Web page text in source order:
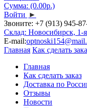
Сумма: (0.00р.)
Войти ►
Звоните: +7 (913) 945-
Склад: Новосибирск, 1-
E-mail:
Главная Как сделать
Главная
Как сделать заказ
Доставка по
Отзывы
Новости